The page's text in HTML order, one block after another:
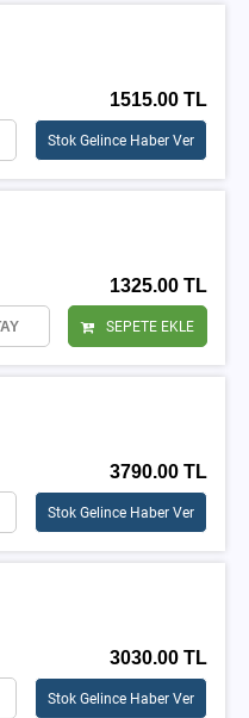
1515.00 TL
Stok Gelince Haber Ver
1325.00 TL
SEPETE EKLE
3790.00 TL
Stok Gelince Haber Ver
3030.00 TL
Stok Gelince Haber Ver